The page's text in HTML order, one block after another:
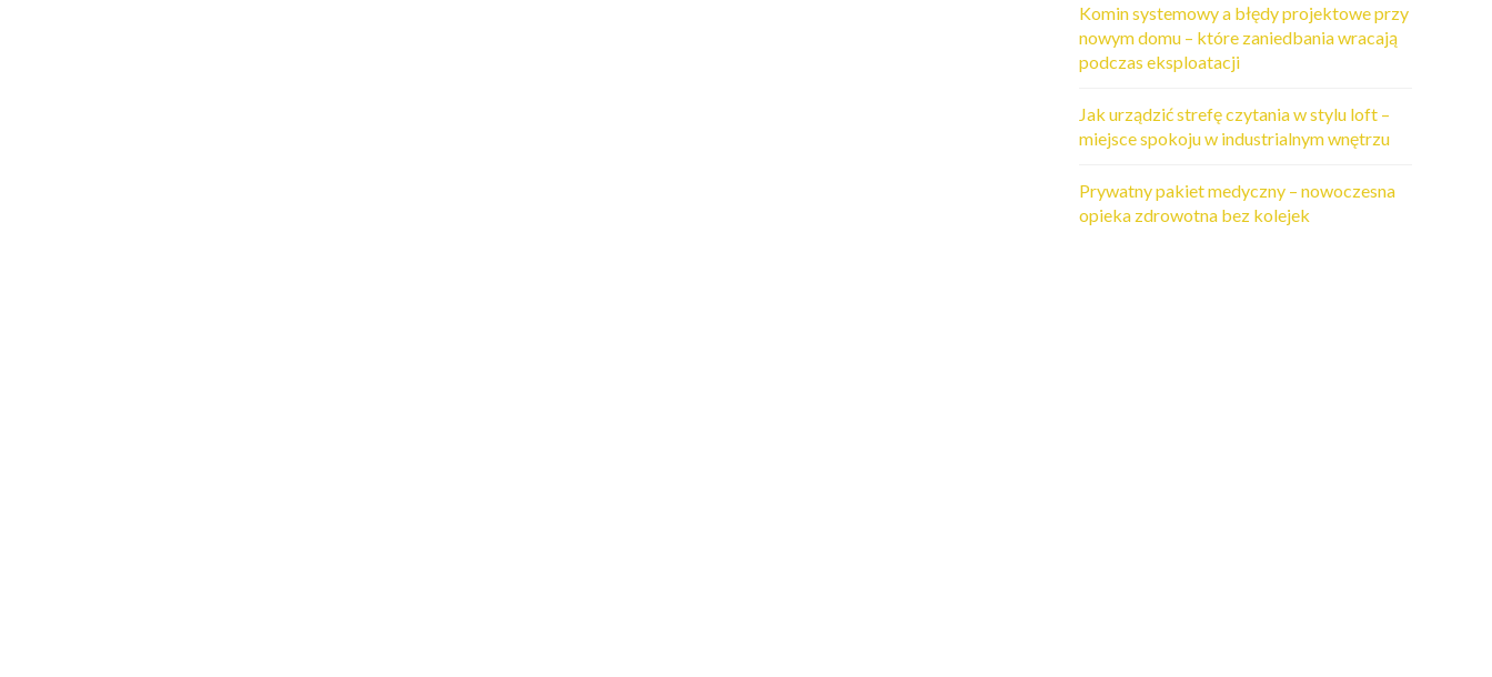
Komin systemowy a błędy projektowe przy
nowym domu – które zaniedbania wracają
podczas eksploatacji
Jak urządzić strefę czytania w stylu loft –
miejsce spokoju w industrialnym wnętrzu
Prywatny pakiet medyczny – nowoczesna
opieka zdrowotna bez kolejek